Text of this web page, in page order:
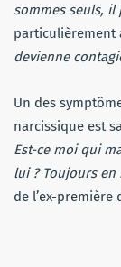
sommes seuls, il
particulièrement
devienne
Un des
narcissique est
Est-ce moi qui
lui ? Toujours en
de l’ex-première